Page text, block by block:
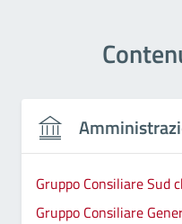
Gruppo Consiliare Sud
Gruppo Consiliare